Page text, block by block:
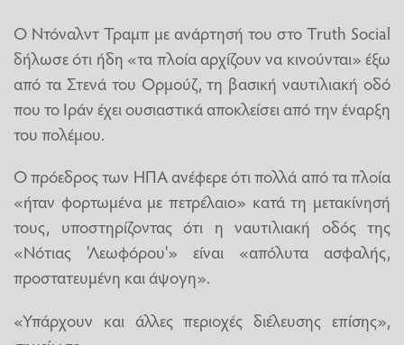
Ο Ντόναλντ Τραμπ με ανάρτησή του στο Truth Social
δήλωσε ότι ήδη «τα πλοία αρχίζουν να κινούνται» έξω
από τα Στενά του Ορμούζ, τη βασική ναυτιλιακή οδό
που το Ιράν έχει ουσιαστικά αποκλείσει από την έναρξη
του πολέμου.
Ο πρόεδρος των ΗΠΑ ανέφερε ότι πολλά από τα πλοία
«ήταν φορτωμένα με πετρέλαιο» κατά τη μετακίνησή
τους, υποστηρίζοντας ότι η ναυτιλιακή οδός της
«Νότιας 'Λεωφόρου'» είναι «απόλυτα ασφαλής,
προστατευμένη και άψογη».
«Υπάρχουν και άλλες περιοχές διέλευσης επίσης»,